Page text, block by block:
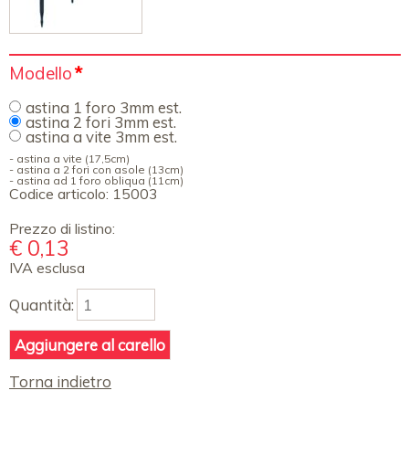
Campo
Modello*
astina 1 foro 3mm est.
astina 2 fori 3mm est.
astina a vite 3mm est.
- astina a vite (17,5cm)
- astina a 2 fori con asole (13cm)
- astina ad 1 foro obliqua (11cm)
Codice articolo: 15003
Prezzo di listino:
€ 0,13
IVA esclusa
Quantità:
Torna indietro